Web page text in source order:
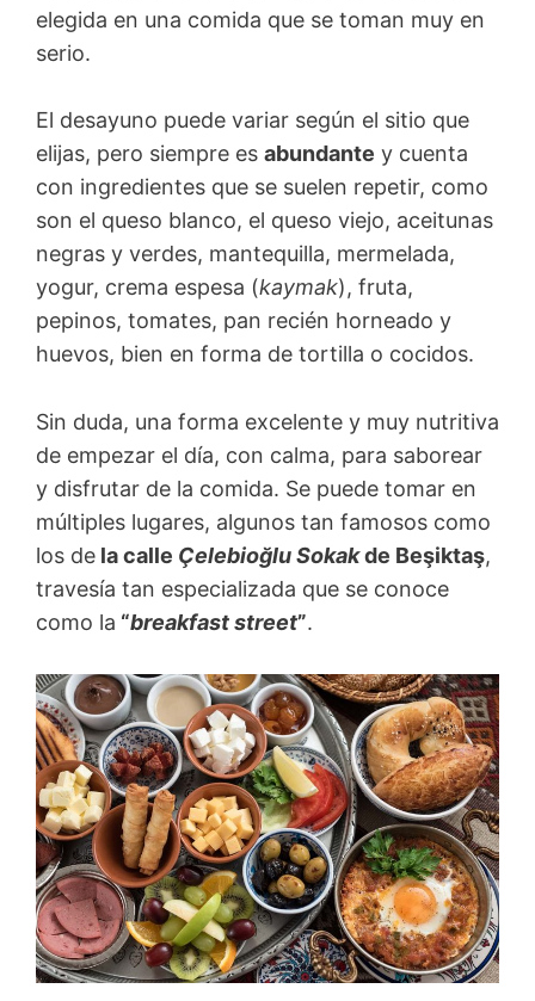
elegida en una comida que se toman muy en
serio.
El desayuno puede variar según el sitio que
elijas, pero siempre es abundante y cuenta
con ingredientes que se suelen repetir, como
son el queso blanco, el queso viejo, aceitunas
negras y verdes, mantequilla, mermelada,
yogur, crema espesa (kaymak), fruta,
pepinos, tomates, pan recién horneado y
huevos, bien en forma de tortilla o cocidos.
Sin duda, una forma excelente y muy nutritiva
de empezar el día, con calma, para saborear
y disfrutar de la comida. Se puede tomar en
múltiples lugares, algunos tan famosos como
los de la calle Çelebioğlu Sokakde Beşiktaş,
travesía tan especializada que se conoce
como la “breakfast street”.